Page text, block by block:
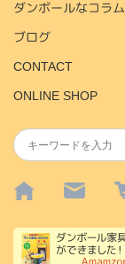
ダンボールなコラム
ブログ
CONTACT
ONLINE SHOP